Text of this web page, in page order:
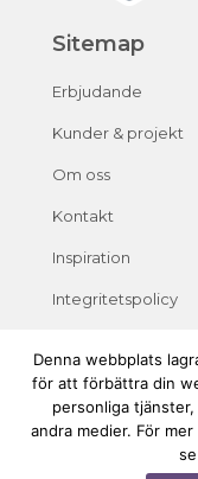
Sitemap
Erbjudande
Kunder & projekt
Om oss
Kontakt
Inspiration
Integritetspolicy
Denna webbplats
för att förbättra din
personliga
andra medier. För